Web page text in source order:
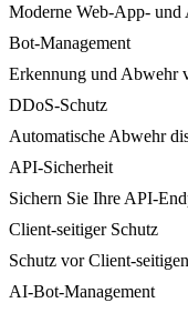
Moderne Web-App- und
Bot-Management
Erkennung und Abwehr
DDoS-Schutz
Automatische Abwehr
API-Sicherheit
Sichern Sie Ihre API-
Client-seitiger Schutz
Schutz vor Client-
AI-Bot-Management